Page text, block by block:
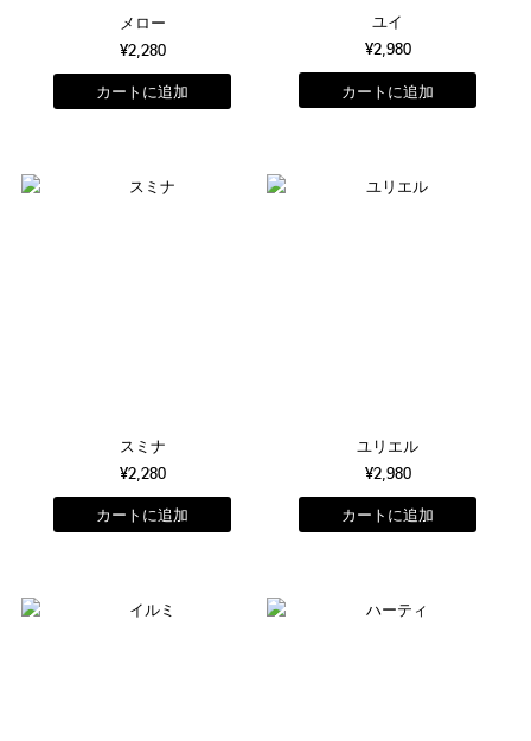
メロー
¥2,280
ユイ
¥2,980
スミナ
¥2,280
ユリエル
¥2,980